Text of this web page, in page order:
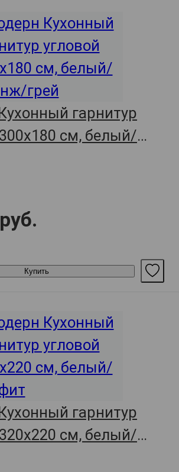
гарнитур
см, белый/
Купить
гарнитур
см, белый/